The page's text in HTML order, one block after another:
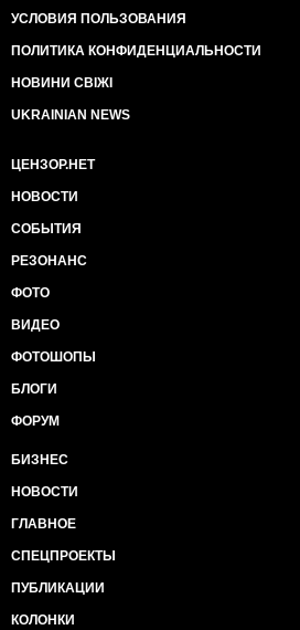
УСЛОВИЯ ПОЛЬЗОВАНИЯ
ПОЛИТИКА КОНФИДЕНЦИАЛЬНОСТИ
НОВИНИ СВІЖІ
UKRAINIAN NEWS
ЦЕНЗОР.НЕТ
НОВОСТИ
СОБЫТИЯ
РЕЗОНАНС
ФОТО
ВИДЕО
ФОТОШОПЫ
БЛОГИ
ФОРУМ
БИЗНЕС
НОВОСТИ
ГЛАВНОЕ
СПЕЦПРОЕКТЫ
ПУБЛИКАЦИИ
КОЛОНКИ